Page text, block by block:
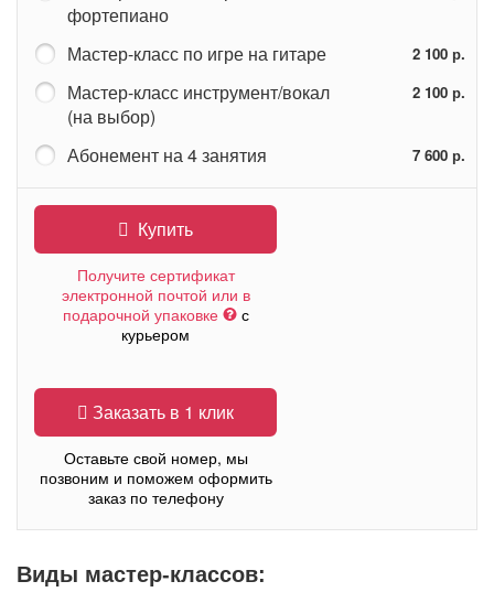
фортепиано
Мастер-класс по игре на гитаре 2 100 р.
Мастер-класс инструмент/вокал
(на выбор)
2 100 р.
Абонемент на 4 занятия 7 600 р.
Купить
Получите сертификат
электронной почтой или в
подарочной упаковке
с
курьером
Заказать в 1 клик
Оставьте свой номер, мы
позвоним и поможем оформить
заказ по телефону
Виды мастер-классов: